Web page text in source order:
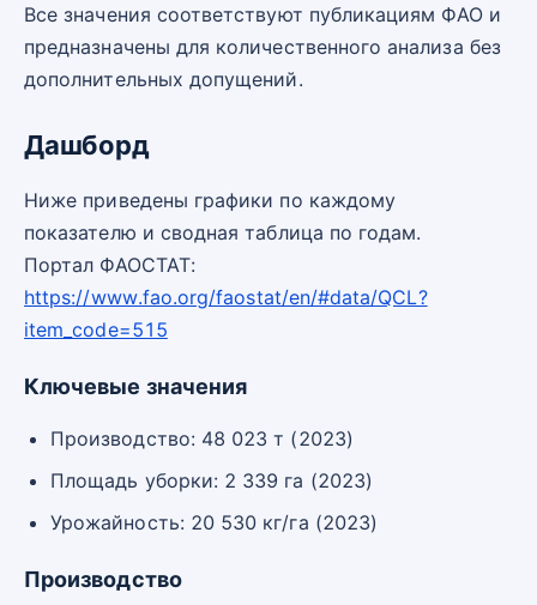
Все значения соответствуют публикациям ФАО и
предназначены для количественного анализа без
дополнительных допущений.
Дашборд
Ниже приведены графики по каждому
показателю и сводная таблица по годам.
Портал ФАОСТАТ:
https://www.fao.org/faostat/en/#data/QCL?
item_code=515
Ключевые значения
Производство: 48 023 т (2023)
Площадь уборки: 2 339 га (2023)
Урожайность: 20 530 кг/га (2023)
Производство